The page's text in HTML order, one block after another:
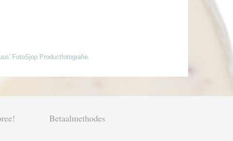
FotoSjop Productfotografie.
Betaalmethodes